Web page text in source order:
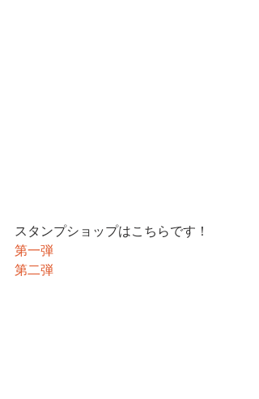
スタンプショップはこちらです！
第一弾
第二弾